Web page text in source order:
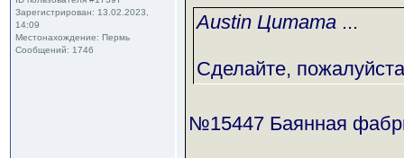
Зарегистрирован: 13.02.2023,
14:09
Местонахождение: Пермь
Сообщений: 1746
Austin Цитата ...
Сделайте,
№15447 Баянная